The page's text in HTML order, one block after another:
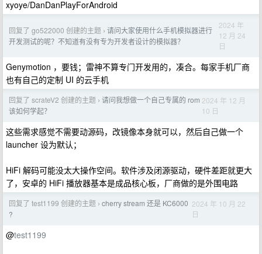
xyoye/DanDanPlayForAndroid
回复了 go522000 创建的主题 › 请问大家使用什么手机模拟器进行
开发测试的呢？不知道有没有专为开发者设计的模拟器？
2024 年
12 月 24
日
Genymotion ，要钱；雷神不算专门开发用的，凑合。每家手机厂商
也有自己的定制 UI 的云手机
回复了 scrateV2 创建的主题 › 请问我想做一个自己专属的 rom
该如何学起？
2024 年 12 月
10 日
这些需求感觉不需要动源码，改镜像本身就可以，然后自己做一个
launcher 设为默认；
HiFi 解码可能没太大操作空间。软件涉及闭源驱动，硬件差距就更大
了，安卓的 HiFi 播放器基本是成品核心板，厂商做的是外围电路
回复了 test1199 创建的主题 › cherry stream 还是 KC6000
?
2024 年 10 月 22
日
@test1199